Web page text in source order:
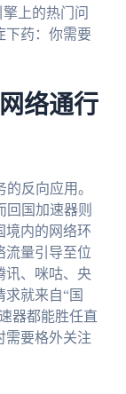
上的热门问
下药：你需要
络通行
反向应用。
回国加速器则
境内的网络环
流量引导至位
讯、咪咕、央
就来自“国
器都能胜任直
需要格外关注